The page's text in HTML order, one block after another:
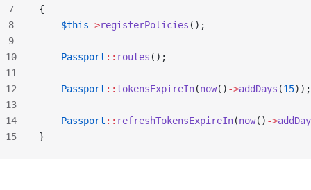
{
    $this
->registerPolicies ();
    Passport
:: routes ();
    Passport
:: tokensExpireIn(now() ->addDays (15));
    Passport
:: refreshTokensExpireIn(now() ->
}
7
8
9
10
11
12
13
14
15